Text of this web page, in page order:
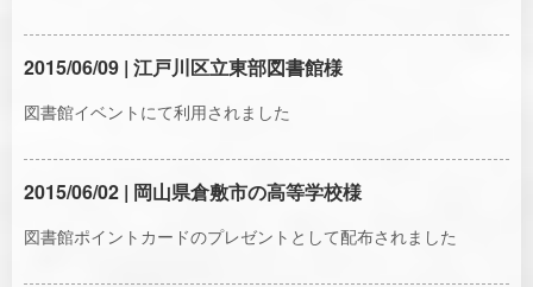
2015/06/09 | 江戸川区立東部図書館様
図書館イベントにて利用されました
2015/06/02 | 岡山県倉敷市の高等学校様
図書館ポイントカードのプレゼントとして配布されました